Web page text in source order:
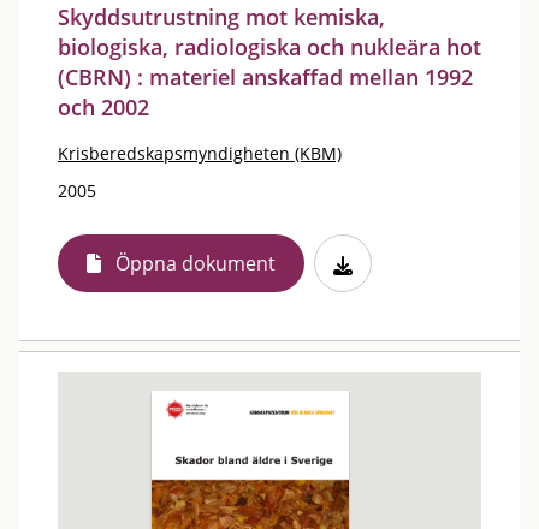
Skyddsutrustning mot kemiska,
biologiska, radiologiska och nukleära hot
(CBRN) : materiel anskaffad mellan 1992
och 2002
Krisberedskapsmyndigheten (KBM)
2005
Öppna dokument